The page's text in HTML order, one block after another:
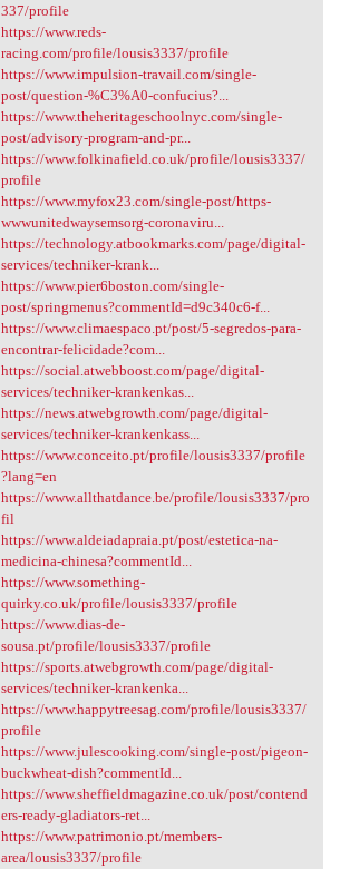
337/profile
https://www.reds-
racing.com/profile/lousis3337/profile
https://www.impulsion-travail.com/single-
post/question-%C3%A0-confucius?...
https://www.theheritageschoolnyc.com/single-
post/advisory-program-and-pr...
https://www.folkinafield.co.uk/profile/lousis3337/
profile
https://www.myfox23.com/single-post/https-
wwwunitedwaysemsorg-coronaviru...
https://technology.atbookmarks.com/page/digital-
services/techniker-krank...
https://www.pier6boston.com/single-
post/springmenus?commentId=d9c340c6-f...
https://www.climaespaco.pt/post/5-segredos-para-
encontrar-felicidade?com...
https://social.atwebboost.com/page/digital-
services/techniker-krankenkas...
https://news.atwebgrowth.com/page/digital-
services/techniker-krankenkass...
https://www.conceito.pt/profile/lousis3337/profile
?lang=en
https://www.allthatdance.be/profile/lousis3337/pro
fil
https://www.aldeiadapraia.pt/post/estetica-na-
medicina-chinesa?commentId...
https://www.something-
quirky.co.uk/profile/lousis3337/profile
https://www.dias-de-
sousa.pt/profile/lousis3337/profile
https://sports.atwebgrowth.com/page/digital-
services/techniker-krankenka...
https://www.happytreesag.com/profile/lousis3337/
profile
https://www.julescooking.com/single-post/pigeon-
buckwheat-dish?commentId...
https://www.sheffieldmagazine.co.uk/post/contend
ers-ready-gladiators-ret...
https://www.patrimonio.pt/members-
area/lousis3337/profile